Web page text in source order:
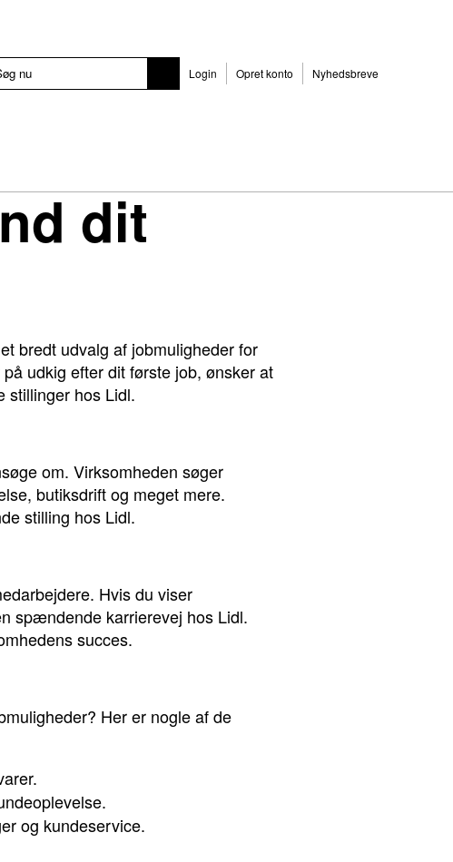
Login Opret konto Nyhedsbreve
dit
bredt udvalg af jobmuligheder for
udkig efter dit første job, ønsker at
stillinger hos Lidl.
om. Virksomheden søger
butiksdrift og meget mere.
stilling hos Lidl.
Hvis du viser
spændende karrierevej hos Lidl.
succes.
Her er nogle af de
og kundeservice.